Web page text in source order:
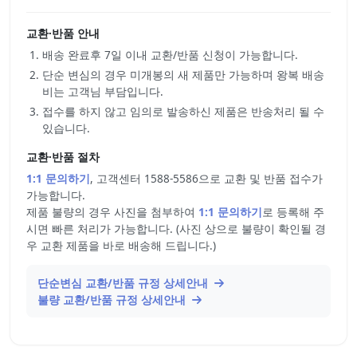
교환·반품 안내
배송 완료후 7일 이내 교환/반품 신청이 가능합니다.
단순 변심의 경우 미개봉의 새 제품만 가능하며 왕복 배송
비는 고객님 부담입니다.
접수를 하지 않고 임의로 발송하신 제품은 반송처리 될 수
있습니다.
교환·반품 절차
1:1 문의하기, 고객센터 1588-5586으로 교환 및 반품 접수가
가능합니다.
제품 불량의 경우 사진을 첨부하여 1:1 문의하기로 등록해 주
시면 빠른 처리가 가능합니다. (사진 상으로 불량이 확인될 경
우 교환 제품을 바로 배송해 드립니다.)
단순변심 교환/반품 규정 상세안내
불량 교환/반품 규정 상세안내